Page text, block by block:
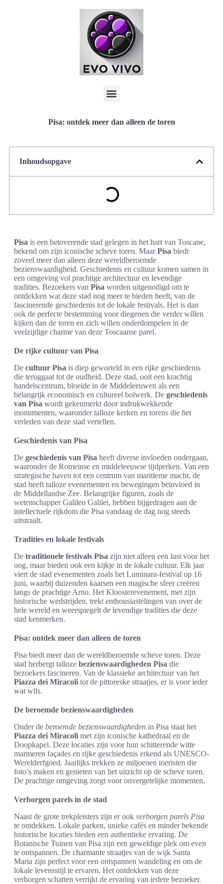
Pisa: ontdek meer dan alleen de toren
Inhoudsopgave
Pisa is een betoverende stad gelegen in het hart van Toscane,
bekend om zijn iconische scheve toren. MaarPisa biedt
zoveel meer dan alleen deze wereldberoemde
bezienswaardigheid. Geschiedenis en cultuur komen samen in
een omgeving vol prachtige architectuur en levendige
tradities. Bezoekers van Pisa worden uitgenodigd om te
ontdekken wat deze stad nog meer te bieden heeft, van de
fascinerende geschiedenis tot de lokale festivals. Het is dan
ook de perfecte bestemming voor diegenen die verder willen
kijken dan de toren en zich willen onderdompelen in de
veelzijdige charme van deze Toscaanse parel.
De rijke cultuur van Pisa
De cultuur Pisa is diep geworteld in een rijke geschiedenis
die teruggaat tot de oudheid. Deze stad, ooit een krachtig
handelscentrum, bloeide in de Middeleeuwen als een
belangrijk economisch en cultureel bolwerk. De geschiedenis
van Pisa wordt gekenmerkt door indrukwekkende
monumenten, waaronder talloze kerken en torens die het
verleden van deze stad vertellen.
Geschiedenis van Pisa
De geschiedenis van Pisa heeft diverse invloeden ondergaan,
waaronder de Romeinse en middeleeuwse tijdperken. Van een
strategische haven tot een centrum van maritieme macht, de
stad heeft talloze evenementen en bewegingen beïnvloed in
de Middellandse Zee. Belangrijke figuren, zoals de
wetenschapper Galileo Galilei, hebben bijgedragen aan de
intellectuele rijkdom die Pisa vandaag de dag nog steeds
uitstraalt.
Tradities en lokale festivals
De traditionele festivals Pisa zijn niet alleen een lust voor het
oog, maar bieden ook een kijkje in de lokale cultuur. Elk jaar
viert de stad evenementen zoals het Luminara-festival op 16
juni, waarbij duizenden kaarsen een magische sfeer creëren
langs de prachtige Arno. Het Kloosterevenement, met zijn
historische wedstrijden, trekt enthousiastelingen van over de
hele wereld en weerspiegelt de levendige tradities die deze
stad kenmerken.
Pisa: ontdek meer dan alleen de toren
Pisa biedt meer dan de wereldberoemde scheve toren. Deze
stad herbergt talloze bezienswaardigheden Pisa die
bezoekers fascineren. Van de klassieke architectuur van het
Piazza dei Miracoli tot de pittoreske straatjes, er is voor ieder
wat wils.
De beroemde bezienswaardigheden
Onder de beroemde bezienswaardigheden in Pisa staat het
Piazza dei Miracoli met zijn iconische kathedraal en de
Doopkapel. Deze locaties zijn voor hun schitterende witte
marmeren façades en rijke geschiedenis erkend als UNESCO-
Werelderfgoed. Jaarlijks trekken ze miljoenen toeristen die
foto’s maken en genieten van het uitzicht op de scheve toren.
De prachtige omgeving zorgt voor onvergetelijke momenten.
Verborgen parels in de stad
Naast de grote trekpleisters zijn er ook verborgen parels Pisa
te ontdekken. Lokale parken, unieke cafés en minder bekende
historische locaties bieden een authentieke ervaring. De
Botanische Tuinen van Pisa zijn een geweldige plek om even
te ontspannen. De charmante straatjes van de wijk Santa
Maria zijn perfect voor een ontspannen wandeling en om de
lokale levensstijl te ervaren. Het ontdekken van deze
verborgen schatten verrijkt de ervaring van iedere bezoeker.